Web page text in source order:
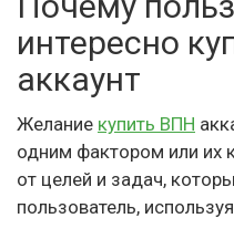
интересно
аккаунт
Желание купить ВПН
одним фактором или их
от целей и задач,
пользователь,